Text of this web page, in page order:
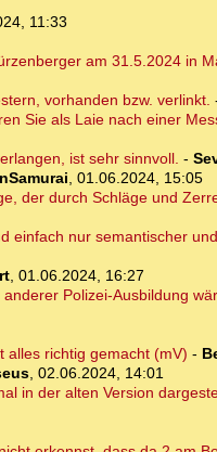
11:33
am 31.5.2024 in
vorhanden bzw. verlinkt.
Sie als Laie nach einer
ist sehr sinnvoll. -
, 01.06.2024, 15:05
der durch Schläge und
einfach nur semantischer
, 01.06.2024, 16:27
Polizei-Ausbildung
alles richtig gemacht (mV) -
, 02.06.2024, 14:01
in der alten Version